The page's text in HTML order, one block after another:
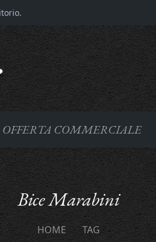
OFFERTA COMMERCIALE
Bice Marabini
HOME TAG